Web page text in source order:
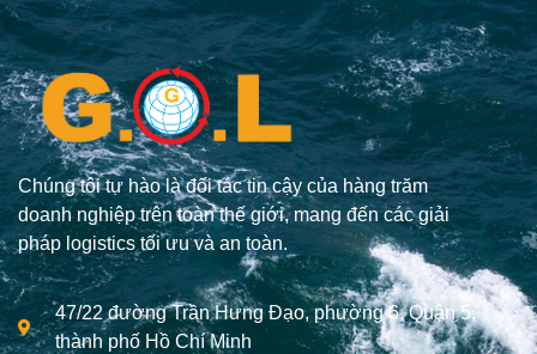
Chúng tôi tự hào là đối tác tin cậy của hàng trăm
doanh nghiệp trên toàn thế giới, mang đến các giải
pháp logistics tối ưu và an toàn.
47/22 đường Trần Hưng Đạo, phường 6, Quận 5,
thành phố Hồ Chí Minh